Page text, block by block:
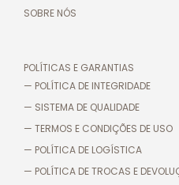
SOBRE NÓS
POLÍTICAS E GARANTIAS
— POLÍTICA DE INTEGRIDADE
— SISTEMA DE QUALIDADE
— TERMOS E CONDIÇÕES DE USO
— POLÍTICA DE LOGÍSTICA
— POLÍTICA DE TROCAS E